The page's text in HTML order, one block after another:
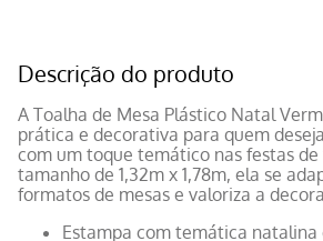
Descrição do produto
A Toalha de Mesa Plástico Natal
prática e decorativa para quem
com um toque temático nas festas de
tamanho de 1,32m x 1,78m, ela se
formatos de mesas e valoriza a
Estampa com temática